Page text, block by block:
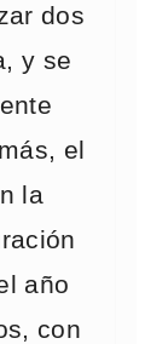
dos
y se
el
la
año
con